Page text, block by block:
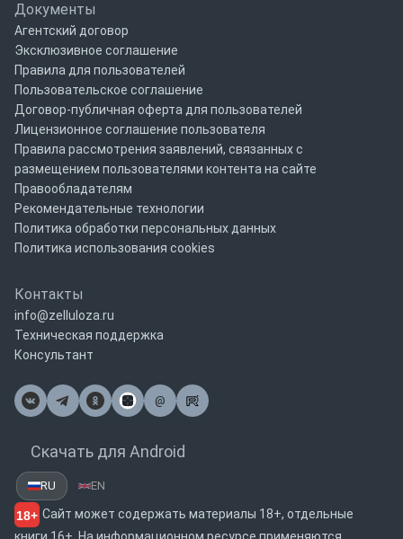
Документы
Агентский договор
Эксклюзивное соглашение
Правила для пользователей
Пользовательское соглашение
Договор-публичная оферта для пользователей
Лицензионное соглашение пользователя
Правила рассмотрения заявлений, связанных с
размещением пользователями контента на сайте
Правообладателям
Рекомендательные технологии
Политика обработки персональных данных
Политика использования cookies
Контакты
info@zelluloza.ru
Техническая поддержка
Консультант
@
Почта
Скачать для Android
RU EN
18+ Сайт может содержать материалы 18+, отдельные